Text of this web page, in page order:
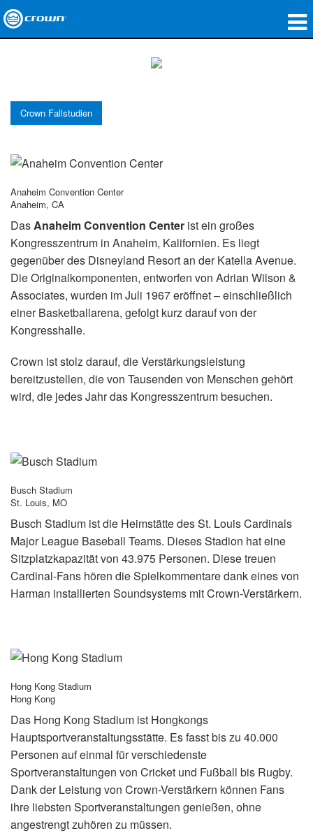
Netzwerk-Audio
Unsere Geschichte
Schulungen
Support
Sprache/Region
Crown Fallstudien
Anaheim Convention Center
Anaheim, CA
DasAnaheim Convention Center ist ein großes
Kongresszentrum in Anaheim, Kalifornien. Es liegt
gegenüber des Disneyland Resort an der Katella Avenue.
Die Originalkomponenten, entworfen von Adrian Wilson &
Associates, wurden im Juli 1967 eröffnet – einschließlich
einer Basketballarena, gefolgt kurz darauf von der
Kongresshalle.
Crown ist stolz darauf, die Verstärkungsleistung
bereitzustellen, die von Tausenden von Menschen gehört
wird, die jedes Jahr das Kongresszentrum besuchen.
Busch Stadium
St. Louis, MO
Busch Stadium ist die Heimstätte des St. Louis Cardinals
Major League Baseball Teams. Dieses Stadion hat eine
Sitzplatzkapazität von 43.975 Personen. Diese treuen
Cardinal-Fans hören die Spielkommentare dank eines von
Harman installierten Soundsystems mit Crown-Verstärkern.
Hong Kong Stadium
Hong Kong
Das Hong Kong Stadium ist Hongkongs
Hauptsportveranstaltungsstätte. Es fasst bis zu 40.000
Personen auf einmal für verschiedenste
Sportveranstaltungen von Cricket und Fußball bis Rugby.
Dank der Leistung von Crown-Verstärkern können Fans
ihre liebsten Sportveranstaltungen genießen, ohne
angestrengt zuhören zu müssen.